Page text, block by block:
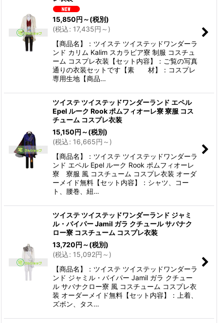
15,850 円 ～(税別)
(税込: 17,435円 ～ )
【商品名】：ツイステ ツイステッドワンダーラ
ンド カリム Kalim スカラビア寮 制服 コスチュ
ーム コスプレ衣装【セット内容】：ご覧の写真
通りの衣装セットです【素 材】：コスプレ
専用生地【商品…
ツイステ ツイステッドワンダーランド エペル
Epel ルーク Rook ポムフィオーレ寮 寮服 コス
チューム コスプレ衣装
15,150 円 ～(税別)
(税込: 16,665円 ～ )
【商品名】：ツイステ ツイステッドワンダーラ
ンド エペル Epel ルーク Rook ポムフィオーレ
寮 寮服 風 コスチューム コスプレ衣装 オーダ
ーメイド無料【セット内容】：シャツ、コー
ト、腰巻、紐…
ツイステ ツイステッドワンダーランド ジャミ
ル・バイパー Jamil ガラ クチュール サバナク
ロー寮 コスチューム コスプレ衣装
13,720 円 ～(税別)
(税込: 15,092円 ～ )
【商品名】：ツイステ ツイステッドワンダーラ
ンド ジャミル・バイパー Jamil ガラ クチュー
ル サバナクロー寮 風 コスチューム コスプレ衣
装 オーダーメイド無料【セット内容】：上着、
ズボン、タス…